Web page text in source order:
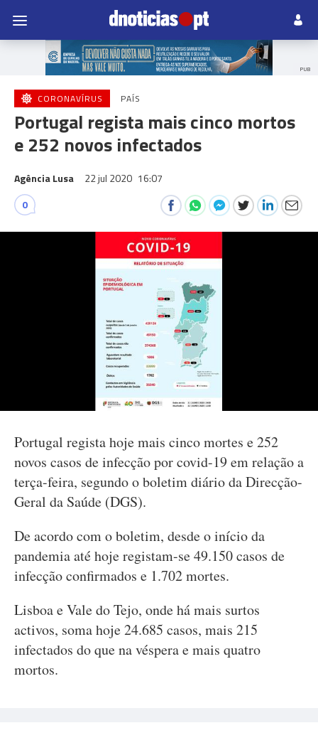
PUB
CORONAVÍRUS PAÍS
Portugal regista mais cinco mortos
e 252 novos infectados
Agência Lusa 22 jul 2020 16:07
0
Portugal regista hoje mais cinco mortes e 252
novos casos de infecção por covid-19 em relação a
terça-feira, segundo o boletim diário da Direcção-
Geral da Saúde (DGS).
De acordo com o boletim, desde o início da
pandemia até hoje registam-se 49.150 casos de
infecção confirmados e 1.702 mortes.
Lisboa e Vale do Tejo, onde há mais surtos
activos, soma hoje 24.685 casos, mais 215
infectados do que na véspera e mais quatro
mortos.